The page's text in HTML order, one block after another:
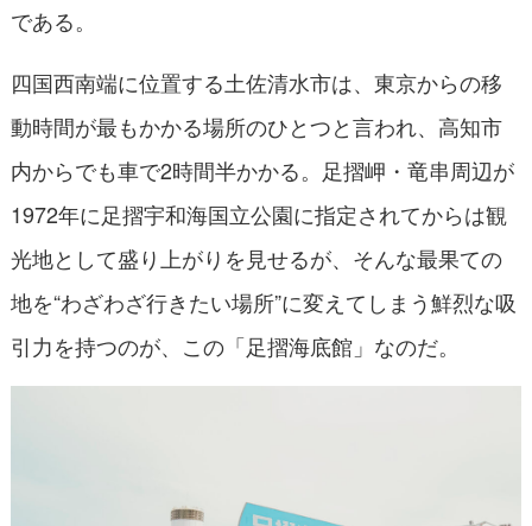
である。
四国西南端に位置する土佐清水市は、東京からの移
動時間が最もかかる場所のひとつと言われ、高知市
内からでも車で2時間半かかる。足摺岬・竜串周辺が
1972年に足摺宇和海国立公園に指定されてからは観
光地として盛り上がりを見せるが、そんな最果ての
地を“わざわざ行きたい場所”に変えてしまう鮮烈な吸
引力を持つのが、この「足摺海底館」なのだ。